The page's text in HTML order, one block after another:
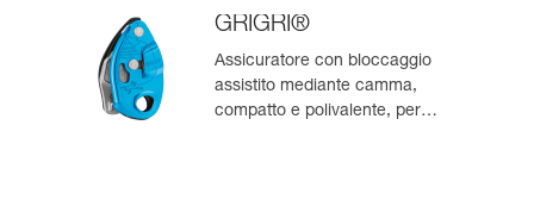
GRIGRI®
Assicuratore con bloccaggio
assistito mediante camma,
compatto e polivalente, per